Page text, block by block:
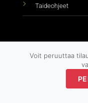
Taideohjeet
Voit peruuttaa